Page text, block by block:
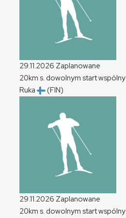
29.11.2026 Zaplanowane
20km s. dowolnym start wspólny
Ruka
(FIN)
29.11.2026 Zaplanowane
20km s. dowolnym start wspólny